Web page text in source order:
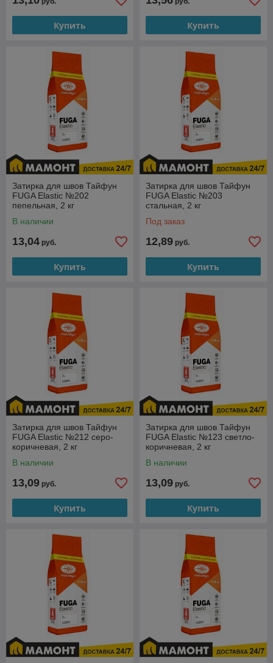
Купить Купить
Затирка для швов Тайфун
FUGA Elastic №202
пепельная, 2 кг
В наличии
13,04 руб.
Купить
Затирка для швов Тайфун
FUGA Elastic №203
стальная, 2 кг
Под заказ
12,89 руб.
Купить
Затирка для швов Тайфун
FUGA Elastic №212 серо-
коричневая, 2 кг
В наличии
13,09 руб.
Купить
Затирка для швов Тайфун
FUGA Elastic №123 светло-
коричневая, 2 кг
В наличии
13,09 руб.
Купить